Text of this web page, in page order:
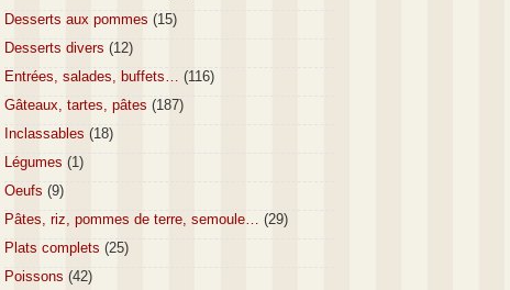
Desserts aux pommes (15)
Desserts divers (12)
Entrées, salades, buffets… (116)
Gâteaux, tartes, pâtes (187)
Inclassables (18)
Légumes (1)
Oeufs (9)
Pâtes, riz, pommes de terre, semoule… (29)
Plats complets (25)
Poissons (42)